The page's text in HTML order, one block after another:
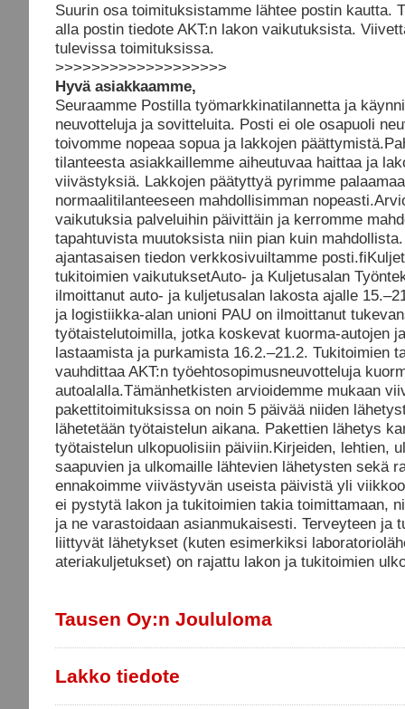
Suurin osa toimituksistamme lähtee postin kautta.
alla postin tiedote AKT:n lakon vaikutuksista.
tulevissa toimituksissa.
>>>>>>>>>>>>>>>>>>>
Hyvä asiakkaamme,
Seuraamme Postilla työmarkkinatilannetta ja
neuvotteluja ja sovitteluita. Posti ei ole osapuoli
toivomme nopeaa sopua ja lakkojen
tilanteesta asiakkaillemme aiheutuvaa haittaa ja
viivästyksiä. Lakkojen päätyttyä pyrimme
normaalitilanteeseen mahdollisimman
vaikutuksia palveluihin päivittäin ja kerromme
tapahtuvista muutoksista niin pian kuin
ajantasaisen tiedon verkkosivuiltamme
tukitoimien vaikutuksetAuto- ja Kuljetusalan
ilmoittanut auto- ja kuljetusalan lakosta ajalle
ja logistiikka-alan unioni PAU on ilmoittanut
työtaistelutoimilla, jotka koskevat kuorma-autojen
lastaamista ja purkamista 16.2.–21.2. Tukitoimien
vauhdittaa AKT:n työehtosopimusneuvotteluja
autoalalla.Tämänhetkisten arvioidemme mukaan
pakettitoimituksissa on noin 5 päivää niiden
lähetetään työtaistelun aikana. Pakettien lähetys
työtaistelun ulkopuolisiin päiviin.Kirjeiden, lehtien,
saapuvien ja ulkomaille lähtevien lähetysten sekä
ennakoimme viivästyvän useista päivistä yli
ei pystytä lakon ja tukitoimien takia toimittamaan,
ja ne varastoidaan asianmukaisesti. Terveyteen ja
liittyvät lähetykset (kuten esimerkiksi
ateriakuljetukset) on rajattu lakon ja tukitoimien
Tausen Oy:n Joululoma
Lakko tiedote